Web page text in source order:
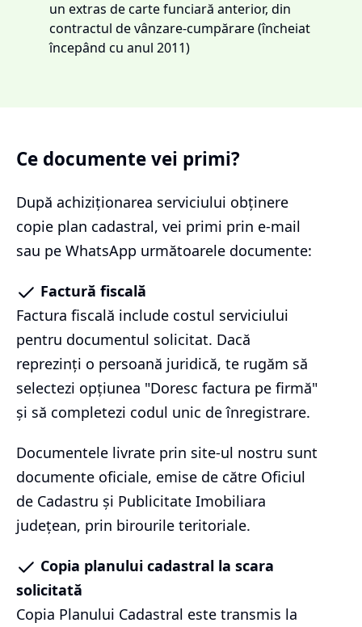
un extras de carte funciară anterior, din
contractul de vânzare-cumpărare (încheiat
începând cu anul 2011)
Ce documente vei primi?
După achiziționarea serviciului obținere
copie plan cadastral, vei primi prin e-mail
sau pe WhatsApp următoarele documente:
Factură fiscală
Factura fiscală include costul serviciului
pentru documentul solicitat. Dacă
reprezinți o persoană juridică, te rugăm să
selectezi opțiunea "Doresc factura pe firmă"
și să completezi codul unic de înregistrare.
Documentele livrate prin site-ul nostru sunt
documente oficiale, emise de către Oficiul
de Cadastru și Publicitate Imobiliara
județean, prin birourile teritoriale.
Copia planului cadastral la scara
solicitată
Copia Planului Cadastral este transmis la